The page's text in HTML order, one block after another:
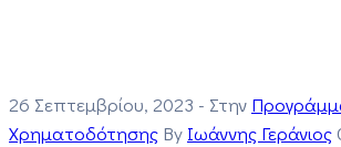
26 Σεπτεμβρίου, 2023 - Στην
Χρηματοδότησης By Ιωάννης Γεράνιος